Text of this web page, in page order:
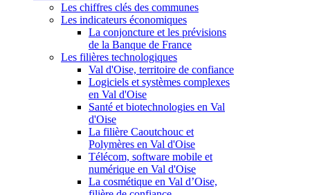
Les chiffres clés des communes
Les indicateurs économiques
La conjoncture et les prévisions
de la Banque de France
Les filières technologiques
Val d'Oise, territoire de confiance
Logiciels et systèmes complexes
en Val d'Oise
Santé et biotechnologies en Val
d'Oise
La filière Caoutchouc et
Polymères en Val d'Oise
Télécom, software mobile et
numérique en Val d'Oise
La cosmétique en Val d’Oise,